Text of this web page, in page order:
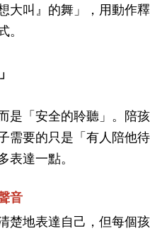
大叫』的舞」，用動作
是「安全的聆聽」。陪
需要的只是「有人陪他
達一點。
音
楚地表達自己，但每個